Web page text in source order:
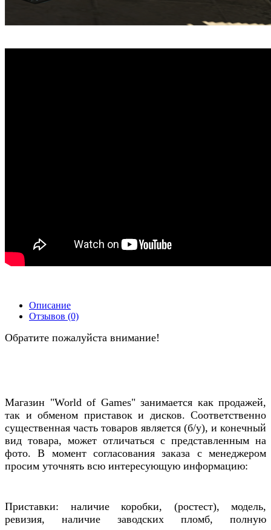
Описание
Отзывов (0)
Обратите пожалуйста внимание!
Магазин "World of Games" занимается как продажей,
так и обменом приставок и дисков. Соответственно
существенная часть товаров является (б/у), и конечный
вид товара, может отличаться с представленным на
фото. В момент согласования заказа с менеджером
просим уточнять всю интересующую информацию:
Приставки: наличие коробки, (ростест), модель,
ревизия, наличие заводских пломб, полную